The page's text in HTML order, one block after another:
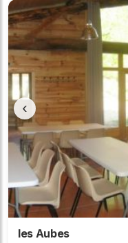
‹
les Aubes